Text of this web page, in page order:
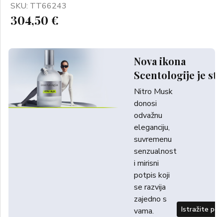
SKU: TT66243
304,50 €
Nova ikona
Scentologije je
Nitro Musk
donosi
odvažnu
eleganciju,
suvremenu
senzualnost
i mirisni
potpis koji
se razvija
zajedno s
vama.
Istražite